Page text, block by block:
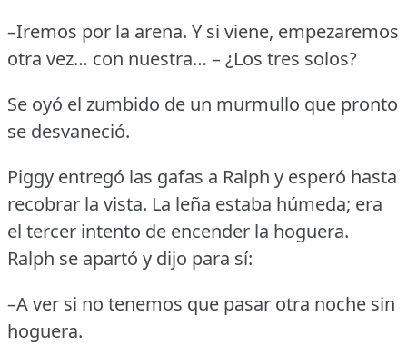
–Iremos por la arena. Y si viene, empezaremos
otra vez… con nuestra… – ¿Los tres solos?
Se oyó el zumbido de un murmullo que pronto
se desvaneció.
Piggy entregó las gafas a Ralph y esperó hasta
recobrar la vista. La leña estaba húmeda; era
el tercer intento de encender la hoguera.
Ralph se apartó y dijo para sí:
–A ver si no tenemos que pasar otra noche sin
hoguera.